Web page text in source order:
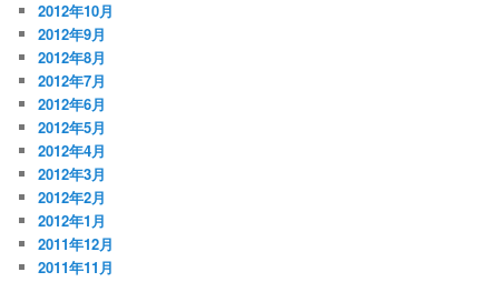
2012年10月
2012年9月
2012年8月
2012年7月
2012年6月
2012年5月
2012年4月
2012年3月
2012年2月
2012年1月
2011年12月
2011年11月